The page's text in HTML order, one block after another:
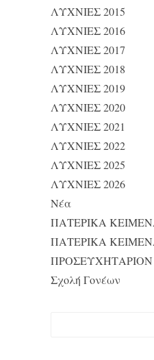
ΛΥΧΝΙΕΣ 2015
ΛΥΧΝΙΕΣ 2016
ΛΥΧΝΙΕΣ 2017
ΛΥΧΝΙΕΣ 2018
ΛΥΧΝΙΕΣ 2019
ΛΥΧΝΙΕΣ 2020
ΛΥΧΝΙΕΣ 2021
ΛΥΧΝΙΕΣ 2022
ΛΥΧΝΙΕΣ 2025
ΛΥΧΝΙΕΣ 2026
Νέα
ΠΑΤΕΡΙΚΑ
ΠΑΤΕΡΙΚΑ
ΠΡΟΣΕΥΧΗΤΑΡΙΟΝ
Σχολή Γονέων